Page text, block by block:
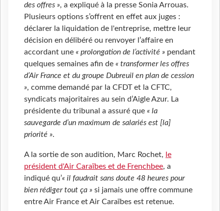
des offres », a expliqué à la presse Sonia Arrouas.
Plusieurs options s’offrent en effet aux juges :
déclarer la liquidation de l'entreprise, mettre leur
décision en délibéré ou renvoyer l’affaire en
accordant une « prolongation de l’activité » pendant
quelques semaines afin de « transformer les offres
d’Air France et du groupe Dubreuil en plan de cession
», comme demandé par la CFDT et la CFTC,
syndicats majoritaires au sein d’Aigle Azur. La
présidente du tribunal a assuré que « la
sauvegarde d’un maximum de salariés est [la]
priorité ».
A la sortie de son audition, Marc Rochet, le
président d'Air Caraïbes et de Frenchbee, a
indiqué qu’« il faudrait sans doute 48 heures pour
bien rédiger tout ça » si jamais une offre commune
entre Air France et Air Caraïbes est retenue.